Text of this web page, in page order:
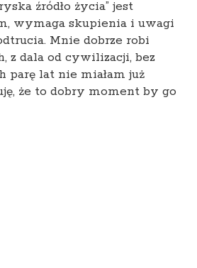
źródło życia” jest
wymaga skupienia i uwagi
Mnie dobrze robi
z dala od cywilizacji, bez
parę lat nie miałam już
że to dobry moment by go